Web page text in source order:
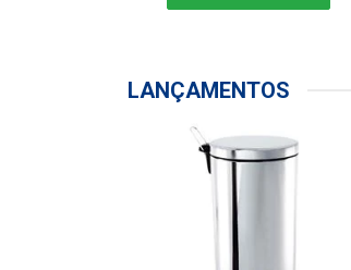
LANÇAMENTOS